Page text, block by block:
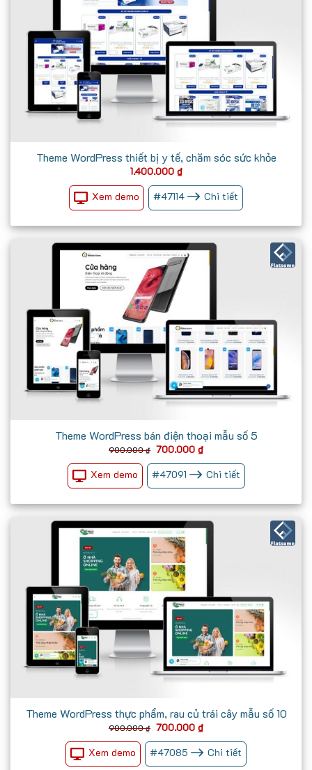
Theme WordPress thiết bị y tế, chăm sóc sức khỏe
1.400.000 ₫
Xem demo #47114 Chi tiết
Theme WordPress bán điện thoại mẫu số 5
900.000₫ Giá
là:
900.000 ₫.
700.000 ₫Giá
hiện
tại
là:
700.000 ₫.
Xem demo #47091 Chi tiết
Theme WordPress thực phẩm, rau củ trái cây mẫu số 10
900.000₫ Giá
là:
900.000 ₫.
700.000 ₫Giá
hiện
tại
là:
700.000 ₫.
Xem demo #47085 Chi tiết